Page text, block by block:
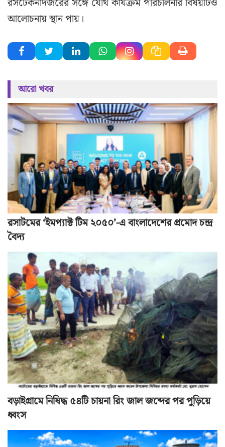
আলোচনায় স্থান পায়।
আরো খবর
রসাটমের ‘ইমপ্যাক্ট টিম ২০৫০’-এ বাংলাদেশের প্রমোদ চন্দ্র
বৈদ্য
বড়াইগ্রামে নিষিদ্ধ ৫৪টি চায়না রিং জাল জব্দের পর পুড়িয়ে
ধ্বংস